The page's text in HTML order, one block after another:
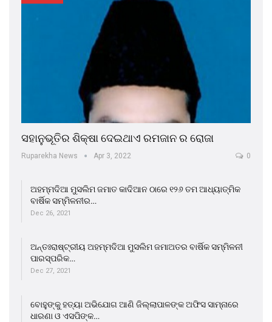
ସହାନୁଭୂତିର ଶିକ୍ଷା ଦେଇଥାଏ ରମଜାନ ର ରୋଜା
Ruparekha News Apr 3, 2022 0
ଅହମ୍ମଦିଆ ମୁସଲିମ ଜମାତ କାଦିଆନ ଠାରେ ୧୨୬ ତମ ଆଧ୍ୟାତ୍ମିକ
ବାର୍ଷିକ ସମ୍ମିଳନୀର…
Dec 26, 2021
ଅନ୍ତଃରାଷ୍ଟ୍ରୀୟ ଅହମ୍ମଦିଆ ମୁସଲିମ ଜମାଅତର ବାର୍ଷିକ ସମ୍ମିଳନୀ
ପାରସ୍ପରିକ…
Dec 27, 2021
ବୋହୁଙ୍କୁ ହତ୍ୟା ଅଭିଯୋଗ ଆଣି ଜିଲ୍ଲାପାଳଙ୍କ ଅଫିସ ସାମ୍ନାରେ
ଧାରଣା ଓ ଏସପିଙ୍କ…